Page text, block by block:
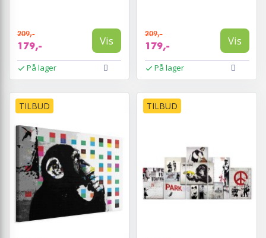
209,-
179,- Vis
På lager
209,-
179,- Vis
På lager
TILBUD TILBUD